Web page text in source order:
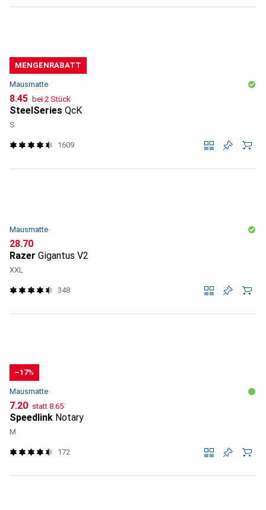
MENGENRABATT
Mausmatte
CHF
8.45 bei 2 Stück
SteelSeries QcK
S
1609
Mausmatte
CHF
28.70
Razer Gigantus V2
XXL
348
−17%
Mausmatte
CHF
7.20 statt CHF
8.65
Speedlink Notary
M
172